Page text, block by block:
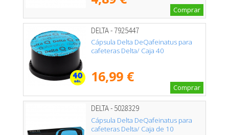
Comprar
DELTA - 7925447
Cápsula Delta DeQafeinatus para
cafeteras Delta/ Caja 40
16,99 €
Comprar
DELTA - 5028329
Cápsula Delta DeQafeinatus para
cafeteras Delta/ Caja de 10